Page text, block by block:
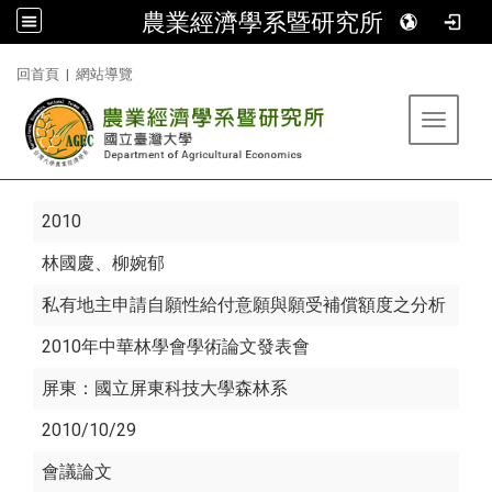
農業經濟學系暨研究所
回首頁 | 網站導覽
Toggle
2010
林國慶、柳婉郁
私有地主申請自願性給付意願與願受補償額度之分析
2010年中華林學會學術論文發表會
屏東：國立屏東科技大學森林系
2010/10/29
會議論文